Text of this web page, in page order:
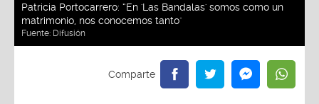
Patricia Portocarrero: “En 'Las Bandalas' somos como un
matrimonio, nos conocemos tanto"
Fuente: Difusión